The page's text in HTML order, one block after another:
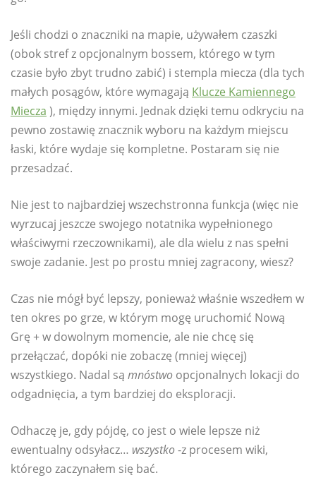
Jeśli chodzi o znaczniki na mapie, używałem czaszki
(obok stref z opcjonalnym bossem, którego w tym
czasie było zbyt trudno zabić) i stempla miecza (dla tych
małych posągów, które wymagają Klucze Kamiennego
Miecza ), między innymi. Jednak dzięki temu odkryciu na
pewno zostawię znacznik wyboru na każdym miejscu
łaski, które wydaje się kompletne. Postaram się nie
przesadzać.
Nie jest to najbardziej wszechstronna funkcja (więc nie
wyrzucaj jeszcze swojego notatnika wypełnionego
właściwymi rzeczownikami), ale dla wielu z nas spełni
swoje zadanie. Jest po prostu mniej zagracony, wiesz?
Czas nie mógł być lepszy, ponieważ właśnie wszedłem w
ten okres po grze, w którym mogę uruchomić Nową
Grę + w dowolnym momencie, ale nie chcę się
przełączać, dopóki nie zobaczę (mniej więcej)
wszystkiego. Nadal są mnóstwo opcjonalnych lokacji do
odgadnięcia, a tym bardziej do eksploracji.
Odhaczę je, gdy pójdę, co jest o wiele lepsze niż
ewentualny odsyłacz… wszystko-z procesem wiki,
którego zaczynałem się bać.